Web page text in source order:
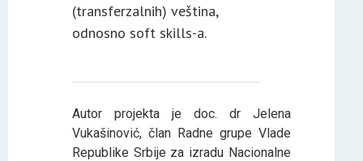
(transferzalnih) veština,
odnosno soft skills-a.
Autor projekta je doc. dr Jelena
Vukašinović, član Radne grupe Vlade
Republike Srbije za izradu Nacionalne